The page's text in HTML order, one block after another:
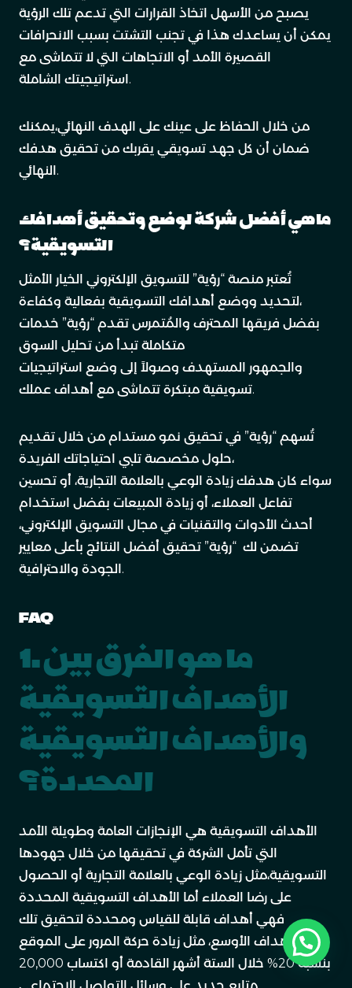
يصبح من الأسهل اتخاذ القرارات التي تدعم تلك الرؤية
يمكن أن يساعدك هذا في تجنب التشتت بسبب الانحرافات
القصيرة الأمد أو الاتجاهات التي لا تتماشى مع
استراتيجيتك الشاملة.
من خلال الحفاظ على عينك على الهدف النهائي،يمكنك
ضمان أن كل جهد تسويقي يقربك من تحقيق هدفك
النهائي.
ماهي أفضل شركة لوضع وتحقيق أهدافك
تُعتبر منصة “رؤية” للتسويق الإلكتروني الخيار الأمثل
لتحديد ووضع أهدافك التسويقية بفعالية وكفاءة،
بفضل فريقها المحترف والمُتمرس تقدم “رؤية” خدمات
متكاملة تبدأ من تحليل السوق
والجمهور المستهدف وصولاً إلى وضع استراتيجيات
تسويقية مبتكرة تتماشى مع أهداف عملك.
تُسهم “رؤية” في تحقيق نمو مستدام من خلال تقديم
حلول مخصصة تلبي احتياجاتك الفريدة،
سواء كان هدفك زيادة الوعي بالعلامة التجارية، أو تحسين
تفاعل العملاء، أو زيادة المبيعات بفضل استخدام
أحدث الأدوات والتقنيات في مجال التسويق الإلكتروني،
تضمن لك “رؤية” تحقيق أفضل النتائج بأعلى معايير
الجودة والاحترافية.
FAQ
1. ما هو الفرق بين
الأهداف التسويقية
والأهداف التسويقية
المحددة؟
الأهداف التسويقية هي الإنجازات العامة وطويلة الأمد
التي تأمل الشركة في تحقيقها من خلال جهودها
التسويقية،مثل زيادة الوعي بالعلامة التجارية أو الحصول
على رضا العملاء أما الأهداف التسويقية المحددة
فهي أهداف قابلة للقياس ومحددة لتحقيق تلك
الأهداف الأوسع، مثل زيادة حركة المرور على الموقع
بنسبة 20% خلال الستة أشهر القادمة أو اكتساب 20,000
احصل على استشارتك التسويقية